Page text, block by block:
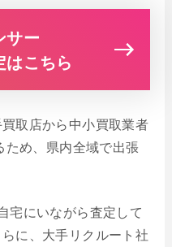
サー
こちら
取店から中小買取業者
ため、県内全域で出張
宅にいながら査定して
に、大手リクルート社